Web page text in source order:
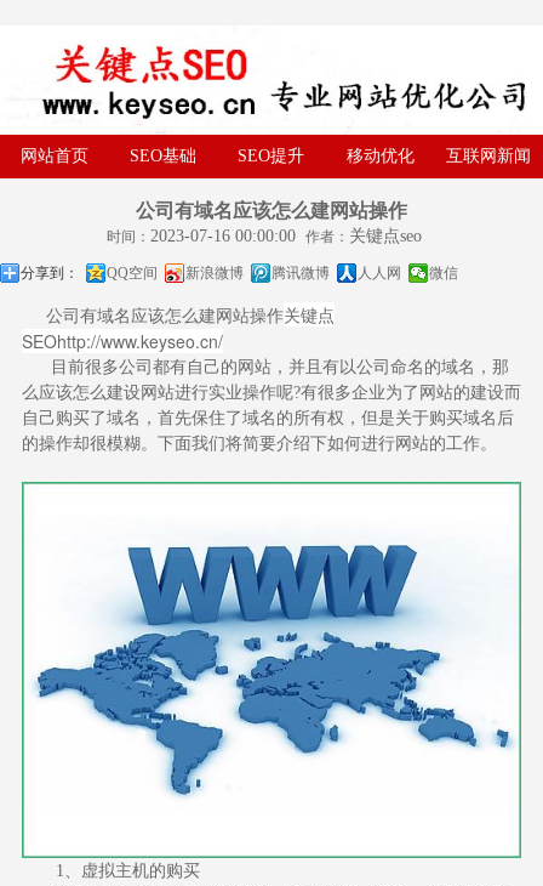
网站首页 SEO基础 SEO提升 移动优化 互联网新闻
公司有域名应该怎么建网站操作
时间： 2023-07-16 00:00:00 作者： 关键点seo
分享到： QQ空间 新浪微博 腾讯微博 人人网 微信
公司有域名应该怎么建网站操作关键点
SEOhttp://www.keyseo.cn/
目前很多公司都有自己的网站，并且有以公司命名的域名，那
么应该怎么建设网站进行实业操作呢?有很多企业为了网站的建设而
自己购买了域名，首先保住了域名的所有权，但是关于购买域名后
的操作却很模糊。下面我们将简要介绍下如何进行网站的工作。
1、虚拟主机的购买